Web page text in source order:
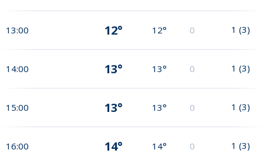
13:00 12° 12° 0 1 (3)
14:00 13° 13° 0 1 (3)
15:00 13° 13° 0 1 (3)
16:00 14° 14° 0 1 (3)